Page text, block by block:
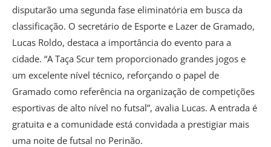
disputarão uma segunda fase eliminatória em busca da
classificação. O secretário de Esporte e Lazer de Gramado,
Lucas Roldo, destaca a importância do evento para a
cidade. “A Taça Scur tem proporcionado grandes jogos e
um excelente nível técnico, reforçando o papel de
Gramado como referência na organização de competições
esportivas de alto nível no futsal”, avalia Lucas. A entrada é
gratuita e a comunidade está convidada a prestigiar mais
uma noite de futsal no Perinão.